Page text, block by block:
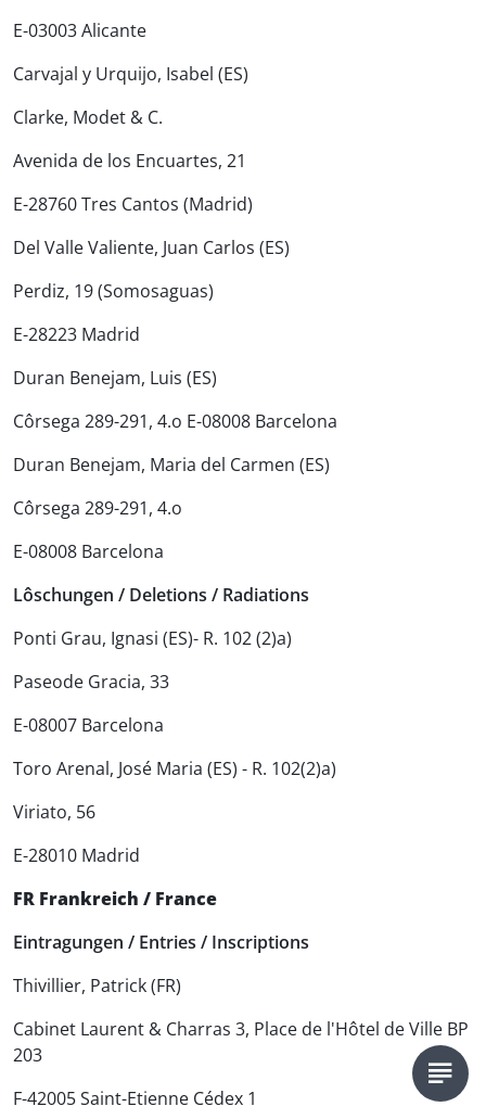
E-03003 Alicante
Carvajal y Urquijo, Isabel (ES)
Clarke, Modet & C.
Avenida de los Encuartes, 21
E-28760 Tres Cantos (Madrid)
Del Valle Valiente, Juan Carlos (ES)
Perdiz, 19 (Somosaguas)
E-28223 Madrid
Duran Benejam, Luis (ES)
Côrsega 289-291, 4.o E-08008 Barcelona
Duran Benejam, Maria del Carmen (ES)
Côrsega 289-291, 4.o
E-08008 Barcelona
Lôschungen / Deletions / Radiations
Ponti Grau, Ignasi (ES)- R. 102 (2)a)
Paseode Gracia, 33
E-08007 Barcelona
Toro Arenal, José Maria (ES) - R. 102(2)a)
Viriato, 56
E-28010 Madrid
FR Frankreich / France
Eintragungen / Entries / Inscriptions
Thivillier, Patrick (FR)
Cabinet Laurent & Charras 3, Place de l'Hôtel de Ville BP
203
F-42005 Saint-Etienne Cédex 1